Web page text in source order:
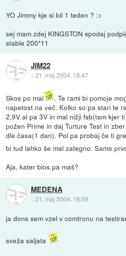
YO Jimmy kje si bil 1 teden ? :>
sej mam zdej KINGSTON spodaj
stable 200*11
JIM22
::21. maj 2004, 18:47
Skos po mal
. Te rami bi pomoje
napetost na več. Kolko so pa stari te
2,9V al pa 3V in mal nižji fsb(tam kjer
požen Prime in daj Turture Test in
dle časa(1 dan). Pol pa probaj če ti
bi tud lahko še mal zategno. Samo
Aja, kater bios pa maš?
MEDENA
::21. maj 2004, 18:59
ja dons sem vzel v comtronu na
sveža saljata